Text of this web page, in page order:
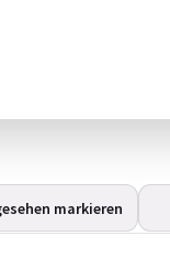
markieren